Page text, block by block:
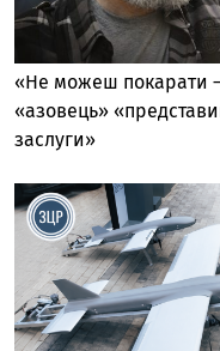
«Не можеш покарати
«азовець»
заслуги»